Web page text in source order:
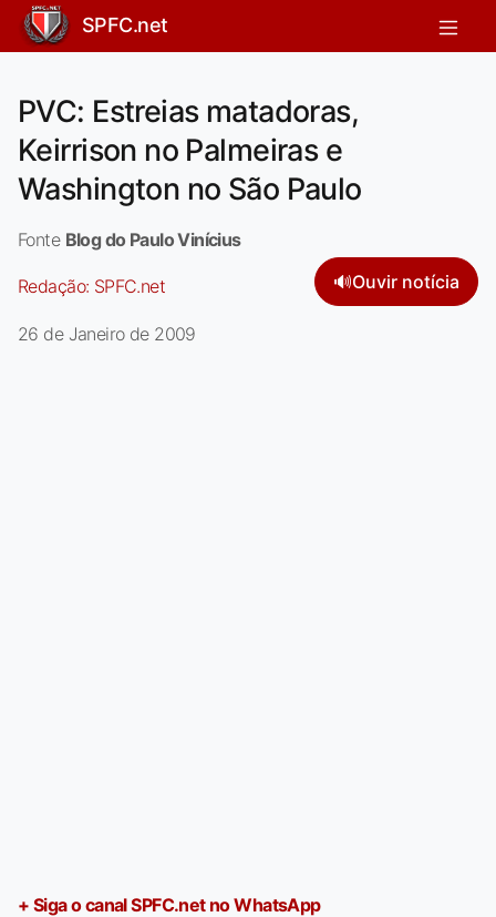
SPFC.net
PVC: Estreias matadoras,
Keirrison no Palmeiras e
Washington no São Paulo
Fonte Blog do Paulo Vinícius
Redação: SPFC.net 🔊Ouvir notícia
26 de Janeiro de 2009
+ Siga o canal SPFC.net no WhatsApp